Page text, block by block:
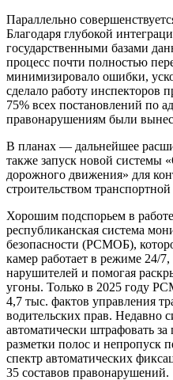
Параллельно
Благодаря глубокой
государственными базами
процесс почти полностью
минимизировало ошибки,
сделало работу инспекторов
75% всех постановлений по
правонарушениям были
В планах — дальнейшее
также запуск новой системы
дорожного движения» для
строительством
Хорошим подспорьем в
республиканская система
безопасности (РСМОБ),
камер работает в режиме 24/
нарушителей и помогая
угоны. Только в 2025 году
4,7 тыс. фактов управления
водительских прав. Недавно
автоматически штрафовать
разметки полос и непропуск
спектр автоматических
35 составов правонарушений.